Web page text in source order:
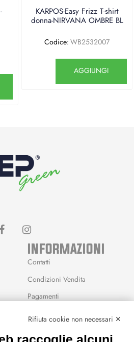
KARPOS-Easy Frizz T-shirt
donna-NIRVANA OMBRE BL
Codice: WB2532007
AGGIUNGI
INFORMAZIONI
Contatti
Condizioni Vendita
Pagamenti
Rifiuta cookie non necessari ✕